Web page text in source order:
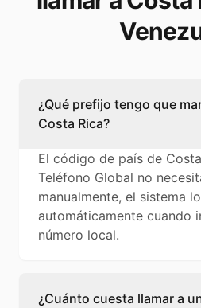
¿Qué prefijo tengo que
Costa Rica?
El código de país de
Teléfono Global no
manualmente, el sistema
automáticamente cuando
número local.
¿Cuánto cuesta llamar a